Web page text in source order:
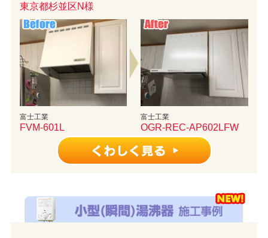
東京都杉並区N様
富士工業
FVM-601L
富士工業
OGR-REC-AP602LFW